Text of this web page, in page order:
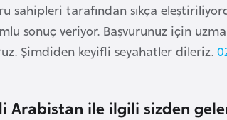
sahipleri tarafından sıkça
sonuç veriyor. Başvurunuz için
Şimdiden keyifli seyahatler dileriz.
Arabistan ile ilgili sizden